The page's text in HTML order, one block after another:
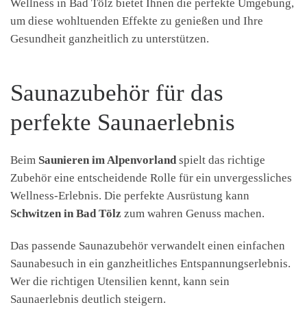
Wellness in Bad Tölz bietet Ihnen die perfekte Umgebung,
um diese wohltuenden Effekte zu genießen und Ihre
Gesundheit ganzheitlich zu unterstützen.
Saunazubehör für das
perfekte Saunaerlebnis
Beim Saunieren im Alpenvorlandspielt das richtige
Zubehör eine entscheidende Rolle für ein unvergessliches
Wellness-Erlebnis. Die perfekte Ausrüstung kann
Schwitzen in Bad Tölz zum wahren Genuss machen.
Das passende Saunazubehör verwandelt einen einfachen
Saunabesuch in ein ganzheitliches Entspannungserlebnis.
Wer die richtigen Utensilien kennt, kann sein
Saunaerlebnis deutlich steigern.